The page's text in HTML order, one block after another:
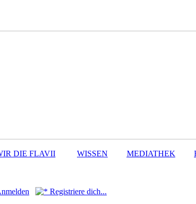
DIE FLAVII WISSEN MEDIATHEK
Registriere dich...